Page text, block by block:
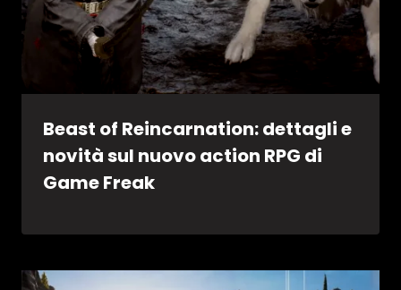
Beast of Reincarnation: dettagli e
novità sul nuovo action RPG di
Game Freak